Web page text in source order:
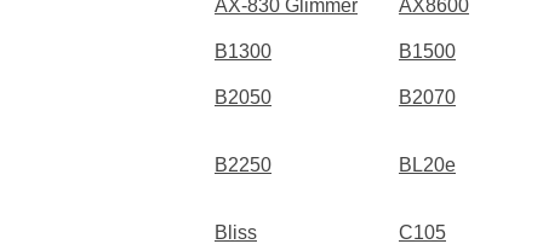
AX-830 Glimmer AX8600
B1300 B1500
B2050 B2070
B2250 BL20e
Bliss C105